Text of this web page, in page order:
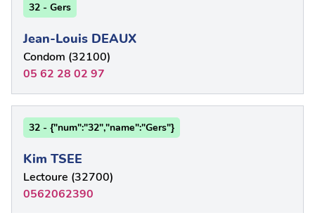
32 - Gers
Jean-Louis DEAUX
Condom (32100)
05 62 28 02 97
32 - {"num":"32","name":"Gers"}
Kim TSEE
Lectoure (32700)
0562062390